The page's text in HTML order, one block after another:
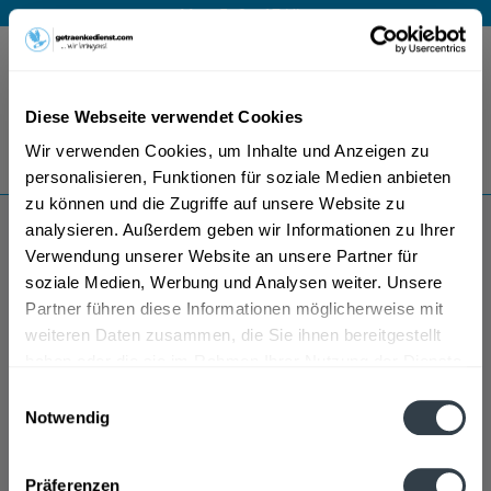
Diese Webseite verwendet Cookies
Wir verwenden Cookies, um Inhalte und Anzeigen zu
personalisieren, Funktionen für soziale Medien anbieten
zu können und die Zugriffe auf unsere Website zu
analysieren. Außerdem geben wir Informationen zu Ihrer
Verwendung unserer Website an unsere Partner für
soziale Medien, Werbung und Analysen weiter. Unsere
Partner führen diese Informationen möglicherweise mit
weiteren Daten zusammen, die Sie ihnen bereitgestellt
Notwendig
Präferenzen
Mo – Fr 9 – 17 Uhr
Menü
Bestellung widerrufen
Es gilt unsere Datenschutzerklärung
Bellaris